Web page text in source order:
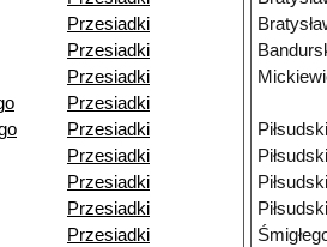
Przesiadki
Przesiadki
Przesiadki
Przesiadki
Przesiadki
Przesiadki
Przesiadki
Przesiadki
Przesiadki